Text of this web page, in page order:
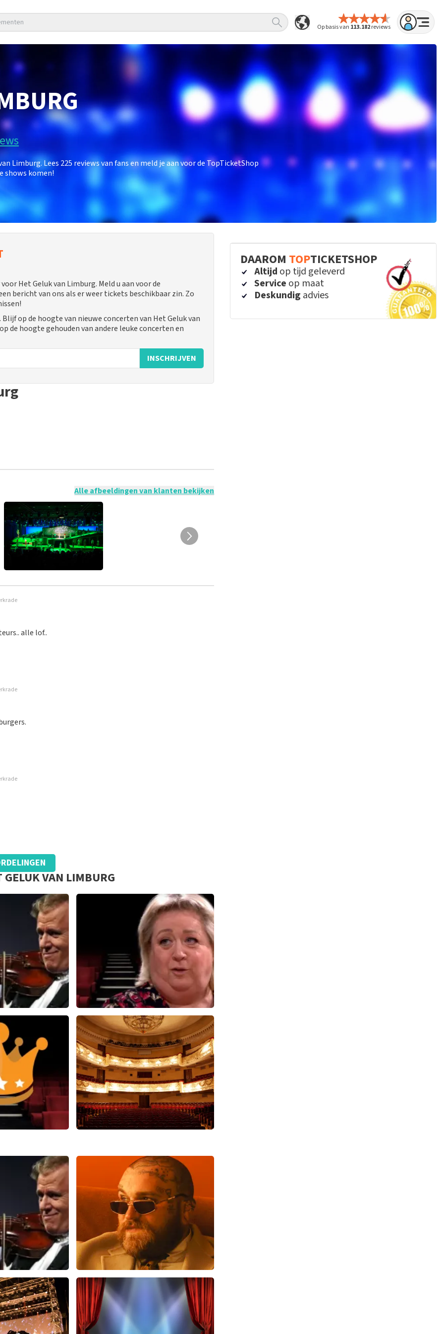
Op basis van 113.182reviews
Limburg. Lees 225 reviews van fans en meld je aan voor de TopTicketShop
shows komen!
Het Geluk van Limburg. Meld u aan voor de
bericht van ons als er weer tickets beschikbaar zin. Zo
op de hoogte van nieuwe concerten van Het Geluk van
de hoogte gehouden van andere leuke concerten en
INSCHRIJVEN
om een review achter te laten als je geen tickets
Alle afbeeldingen van klanten bekijken
alle lof..
GELUK VAN LIMBURG
reviews
Christel De Laat
1153+reviews
BEKIJKEN
reviews 704+reviews
BEKIJKEN
Teddy Swims
998laatste 30 minuten
BESTEL NU
DAAROM TOPTICKETSHOP
Altijd op tijd geleverd
Service op maat
Deskundig advies